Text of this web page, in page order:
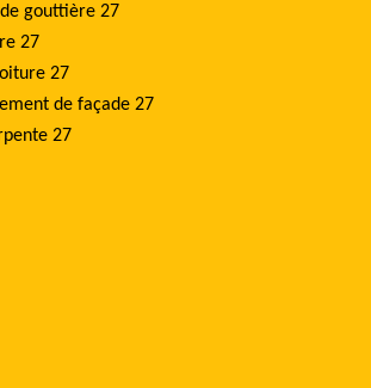
gouttière 27
27
27
de façade 27
27